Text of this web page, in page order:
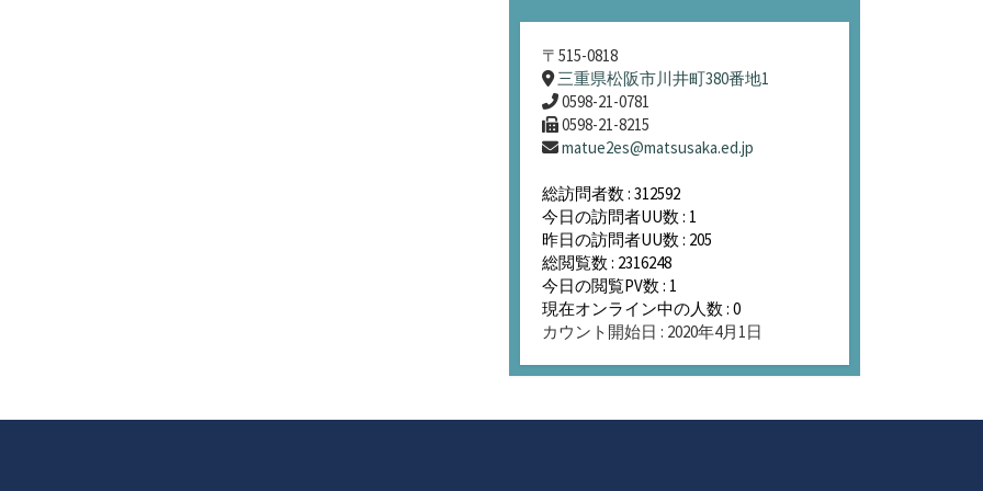
〒515-0818
三重県松阪市川井町380番地1
0598-21-0781
0598-21-8215
matue2es@matsusaka.ed.jp
総訪問者数 : 312592
今日の訪問者UU数 : 1
昨日の訪問者UU数 : 205
総閲覧数 : 2316248
今日の閲覧PV数 : 1
現在オンライン中の人数 : 0
カウント開始日 : 2020年4月1日